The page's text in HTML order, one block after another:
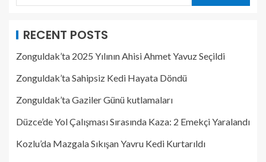
RECENT POSTS
Zonguldak’ta 2025 Yılının Ahisi Ahmet Yavuz Seçildi
Zonguldak’ta Sahipsiz Kedi Hayata Döndü
Zonguldak’ta Gaziler Günü kutlamaları
Düzce’de Yol Çalışması Sırasında Kaza: 2 Emekçi Yaralandı
Kozlu’da Mazgala Sıkışan Yavru Kedi Kurtarıldı